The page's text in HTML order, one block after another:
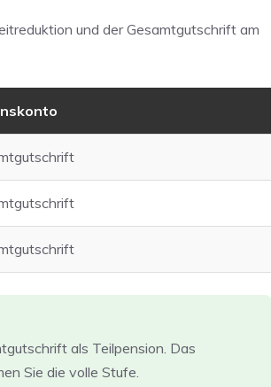
und der Gesamtgutschrift am
als Teilpension. Das
Sie die volle Stufe.